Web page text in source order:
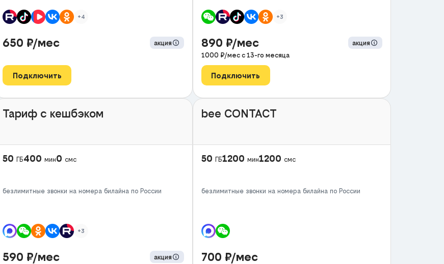
+4
650 ₽/мес акция
Подключить
+3
890 ₽/мес
акция
1000 ₽/мес с 13-го месяца
Подключить
Тариф с кешбэком
50 ГБ400 мин0 смс
безлимитные звонки на номера билайна по России
+3
590 ₽/мес акция
bee CONTACT
50 ГБ1200 мин1200 смс
безлимитные звонки на номера билайна по России
700 ₽/мес